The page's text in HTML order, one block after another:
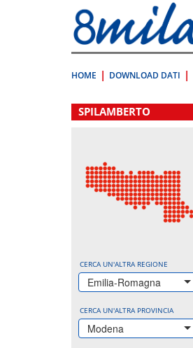
direttamente
a:
Contenuto
HOME DOWNLOAD DATI
.
SPILAMBERTO
CERCA UN'ALTRA REGIONE
Emilia-Romagna
CERCA UN'ALTRA PROVINCIA
Modena